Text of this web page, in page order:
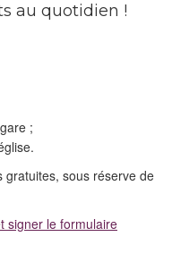
au quotidien !
;
gratuites, sous réserve de
signer le formulaire